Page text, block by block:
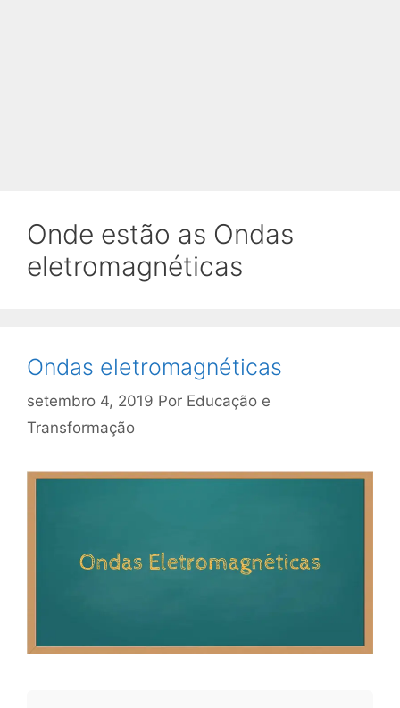
Onde estão as Ondas
eletromagnéticas
Ondas eletromagnéticas
setembro 4, 2019 Por Educação e
Transformação